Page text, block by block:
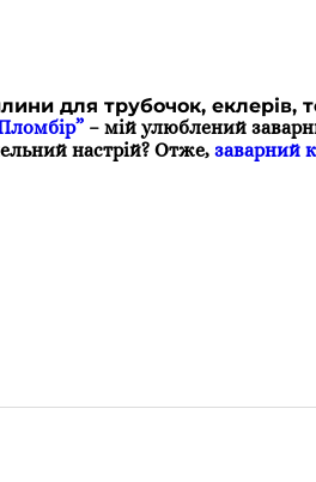
для трубочок, еклерів,
– мій улюблений
настрій? Отже,заварний